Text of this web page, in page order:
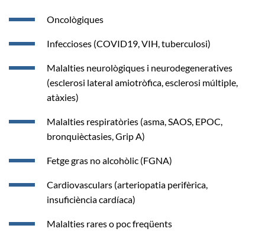
Oncològiques
Infeccioses (COVID19, VIH, tuberculosi)
Malalties neurològiques i neurodegeneratives
(esclerosi lateral amiotròfica, esclerosi múltiple,
atàxies)
Malalties respiratòries (asma, SAOS, EPOC,
bronquièctasies, Grip A)
Fetge gras no alcohòlic (FGNA)
Cardiovasculars (arteriopatia perifèrica,
insuficiència cardíaca)
Malalties rares o poc freqüents